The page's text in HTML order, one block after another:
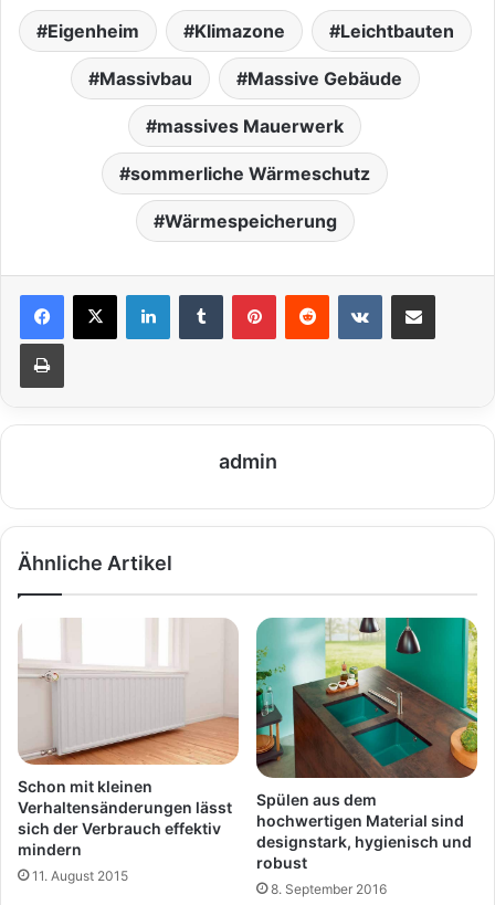
Eigenheim Klimazone Leichtbauten
Massivbau Massive Gebäude
massives Mauerwerk
sommerliche Wärmeschutz
Wärmespeicherung
admin
Ähnliche Artikel
Schon mit kleinen
Verhaltensänderungen lässt
sich der Verbrauch effektiv
mindern
11. August 2015
Spülen aus dem
hochwertigen Material sind
designstark, hygienisch und
robust
8. September 2016